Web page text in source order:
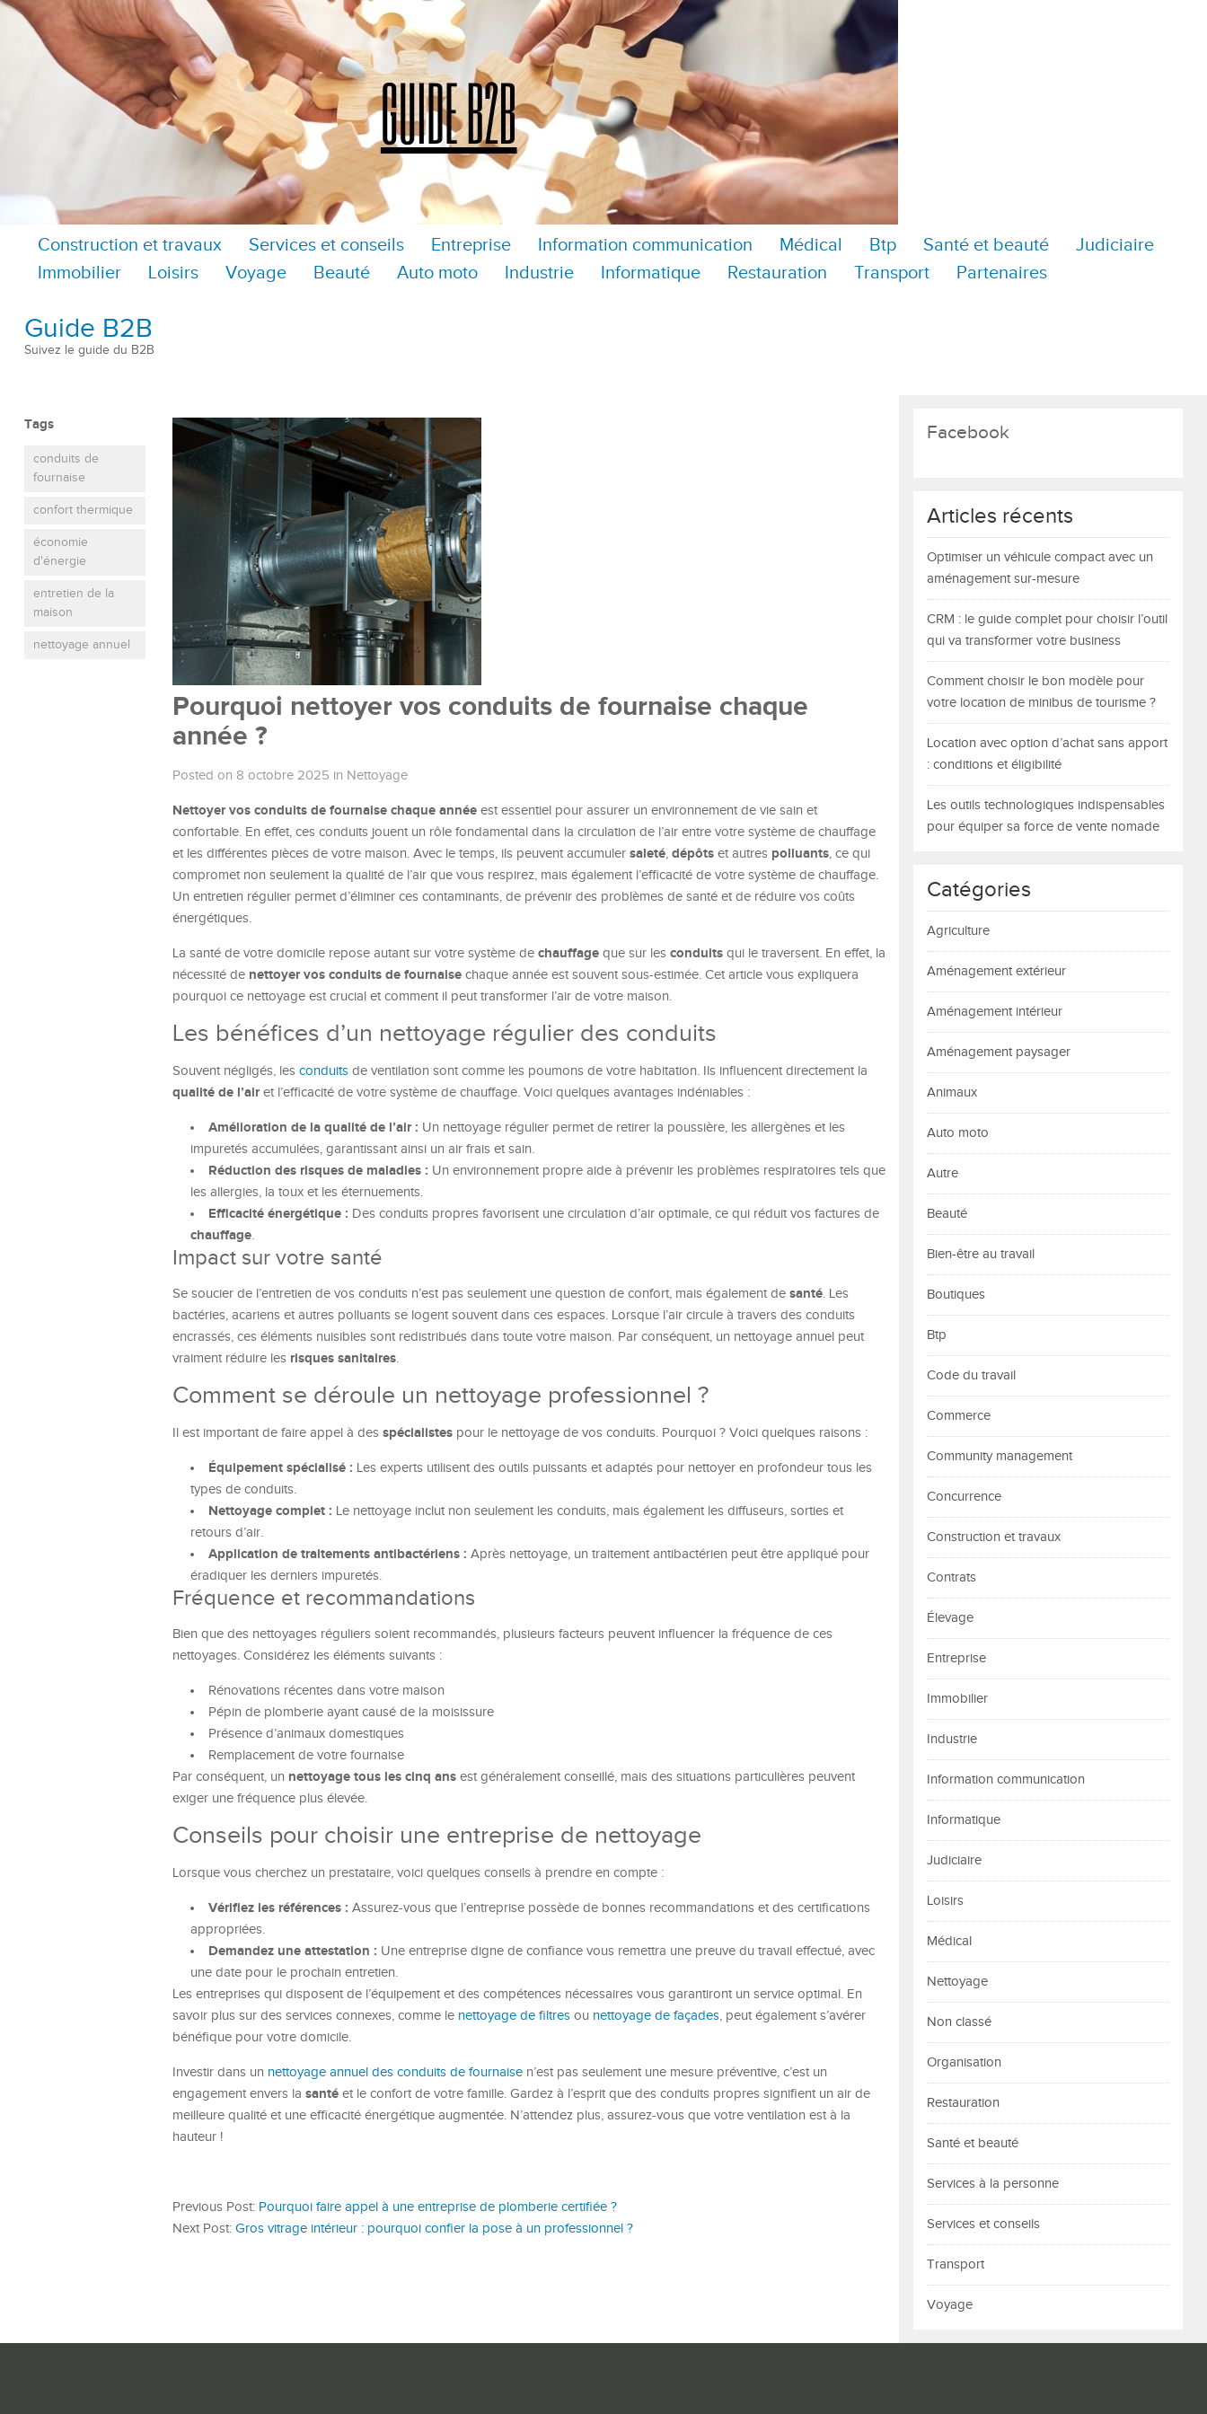
Construction et travaux Services et conseils Entreprise Information communication Médical Btp Santé et beauté
Judiciaire
Immobilier
Loisirs Voyage Beauté Auto moto Industrie Informatique Restauration Transport Partenaires
Guide B2B
Suivez le guide du B2B
Tags
conduits de
fournaise
confort thermique
économie
d'énergie
entretien de la
maison
nettoyage annuel
Pourquoi nettoyer vos conduits de fournaise chaque
année ?
Posted on 8 octobre 2025 in Nettoyage
Nettoyer vos conduits de fournaise chaque année est essentiel pour assurer un environnement de vie sain et
confortable. En effet, ces conduits jouent un rôle fondamental dans la circulation de l’air entre votre système de chauffage
et les différentes pièces de votre maison. Avec le temps, ils peuvent accumuler saleté, dépôts et autres polluants, ce qui
compromet non seulement la qualité de l’air que vous respirez, mais également l’efficacité de votre système de chauffage.
Un entretien régulier permet d’éliminer ces contaminants, de prévenir des problèmes de santé et de réduire vos coûts
énergétiques.
La santé de votre domicile repose autant sur votre système de chauffage que sur les conduits qui le traversent. En effet, la
nécessité de nettoyer vos conduits de fournaise chaque année est souvent sous-estimée. Cet article vous expliquera
pourquoi ce nettoyage est crucial et comment il peut transformer l’air de votre maison.
Les bénéfices d’un nettoyage régulier des conduits
Souvent négligés, les conduits de ventilation sont comme les poumons de votre habitation. Ils influencent directement la
qualité de l’airet l’efficacité de votre système de chauffage. Voici quelques avantages indéniables :
Amélioration de la qualité de l’air : Un nettoyage régulier permet de retirer la poussière, les allergènes et les
impuretés accumulées, garantissant ainsi un air frais et sain.
Réduction des risques de maladies : Un environnement propre aide à prévenir les problèmes respiratoires tels que
les allergies, la toux et les éternuements.
Efficacité énergétique : Des conduits propres favorisent une circulation d’air optimale, ce qui réduit vos factures de
chauffage.
Impact sur votre santé
Se soucier de l’entretien de vos conduits n’est pas seulement une question de confort, mais également de santé. Les
bactéries, acariens et autres polluants se logent souvent dans ces espaces. Lorsque l’air circule à travers des conduits
encrassés, ces éléments nuisibles sont redistribués dans toute votre maison. Par conséquent, un nettoyage annuel peut
vraiment réduire les risques sanitaires.
Comment se déroule un nettoyage professionnel ?
Il est important de faire appel à des spécialistes pour le nettoyage de vos conduits. Pourquoi ? Voici quelques raisons :
Équipement spécialisé : Les experts utilisent des outils puissants et adaptés pour nettoyer en profondeur tous les
types de conduits.
Nettoyage complet : Le nettoyage inclut non seulement les conduits, mais également les diffuseurs, sorties et
retours d’air.
Application de traitements antibactériens : Après nettoyage, un traitement antibactérien peut être appliqué pour
éradiquer les derniers impuretés.
Fréquence et recommandations
Bien que des nettoyages réguliers soient recommandés, plusieurs facteurs peuvent influencer la fréquence de ces
nettoyages. Considérez les éléments suivants :
Rénovations récentes dans votre maison
Pépin de plomberie ayant causé de la moisissure
Présence d’animaux domestiques
Remplacement de votre fournaise
Par conséquent, un nettoyage tous les cinq ans est généralement conseillé, mais des situations particulières peuvent
exiger une fréquence plus élevée.
Conseils pour choisir une entreprise de nettoyage
Lorsque vous cherchez un prestataire, voici quelques conseils à prendre en compte :
Vérifiez les références : Assurez-vous que l’entreprise possède de bonnes recommandations et des certifications
appropriées.
Demandez une attestation : Une entreprise digne de confiance vous remettra une preuve du travail effectué, avec
une date pour le prochain entretien.
Les entreprises qui disposent de l’équipement et des compétences nécessaires vous garantiront un service optimal. En
savoir plus sur des services connexes, comme le nettoyage de filtres ou nettoyage de façades, peut également s’avérer
bénéfique pour votre domicile.
Investir dans un nettoyage annuel des conduits de fournaise n’est pas seulement une mesure préventive, c’est un
engagement envers la santé et le confort de votre famille. Gardez à l’esprit que des conduits propres signifient un air de
meilleure qualité et une efficacité énergétique augmentée. N’attendez plus, assurez-vous que votre ventilation est à la
hauteur !
Previous Post: Pourquoi faire appel à une entreprise de plomberie certifiée ?
Next Post: Gros vitrage intérieur : pourquoi confier la pose à un professionnel ?
Facebook
Articles récents
Optimiser un véhicule compact avec un
aménagement sur-mesure
CRM : le guide complet pour choisir l’outil
qui va transformer votre business
Comment choisir le bon modèle pour
votre location de minibus de tourisme ?
Location avec option d’achat sans apport
: conditions et éligibilité
Les outils technologiques indispensables
pour équiper sa force de vente nomade
Catégories
Agriculture
Aménagement extérieur
Aménagement intérieur
Aménagement paysager
Animaux
Auto moto
Autre
Beauté
Bien-être au travail
Boutiques
Btp
Code du travail
Commerce
Community management
Concurrence
Construction et travaux
Contrats
Élevage
Entreprise
Immobilier
Industrie
Information communication
Informatique
Judiciaire
Loisirs
Médical
Nettoyage
Non classé
Organisation
Restauration
Santé et beauté
Services à la personne
Services et conseils
Transport
Voyage